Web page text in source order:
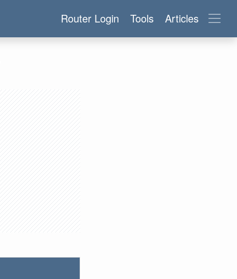
Router Login Tools Articles